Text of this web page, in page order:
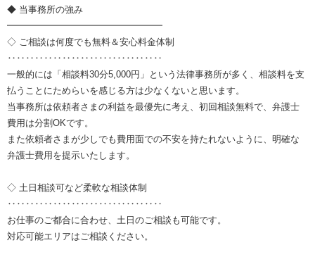
◆ 当事務所の強み
━━━━━━━━━━━━━━━━━
◇ ご相談は何度でも無料＆安心料金体制
‥‥‥‥‥‥‥‥‥‥‥‥‥‥‥‥‥
一般的には「相談料30分5,000円」という法律事務所が多く、相談料を支
払うことにためらいを感じる方は少なくないと思います。
当事務所は依頼者さまの利益を最優先に考え、初回相談無料で、弁護士
費用は分割OKです。
また依頼者さまが少しでも費用面での不安を持たれないように、明確な
弁護士費用を提示いたします。
◇ 土日相談可など柔軟な相談体制
‥‥‥‥‥‥‥‥‥‥‥‥‥‥‥‥‥
お仕事のご都合に合わせ、土日のご相談も可能です。
対応可能エリアはご相談ください。